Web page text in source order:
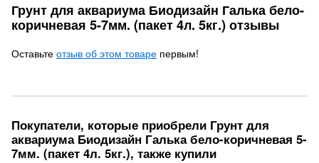
Грунт для аквариума Биодизайн Галька бело-
коричневая 5-7мм. (пакет 4л. 5кг.) отзывы
Оставьте отзыв об этом товаре первым!
Покупатели, которые приобрели Грунт для
аквариума Биодизайн Галька бело-коричневая 5-
7мм. (пакет 4л. 5кг.), также купили